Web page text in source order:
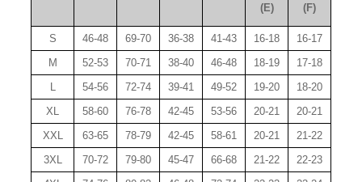
(E)
(F)
S 46-48 69-70 36-38 41-43 16-18
16-17
M
52-53 70-71 38-40 46-48 18-19
17-18
L
54-56 72-74 39-41 49-52 19-20
18-20
XL
58-60 76-78 42-45 53-56 20-21
20-21
XXL
63-65 78-79 42-45 58-61 20-21
21-22
3XL
70-72 79-80 45-47 66-68 21-22
22-23